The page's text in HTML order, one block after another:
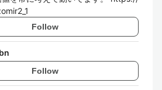
Follow
Follow